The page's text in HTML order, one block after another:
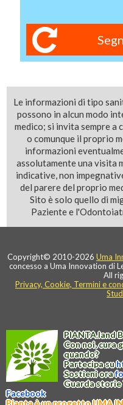
Le informazioni di tipo
possono in alcun modo
medico; si invita sempre
o comunque il proprio
informazioni
assolutamente una visita
indicative, non
del parere del proprio
Sito è solo quello di
Paziente e
Copyright© 2010-2026 Uma
concesso a Uma Innovation di
All
Privacy, Cookie, Termini e
PIANTA.land
Con noi, cura
quando?
Partecipa su
Sostieni ora
Guarda storie
Facebook
Pianta è un progetto UMA